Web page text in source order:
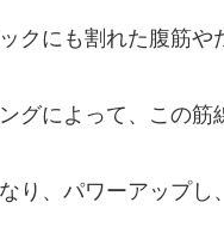
クにも割れた腹筋や
グによって、この
り、パワーアップし